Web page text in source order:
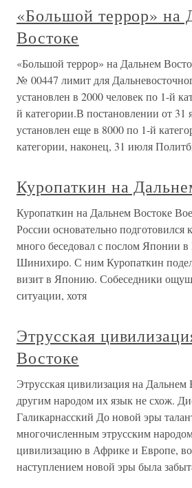
«Большой террор» на
Востоке
«Большой террор» на Дальнем
№ 00447 лимит для
установлен в 2000 человек по 1-й
й категории.В постановлении от 31
установлен еще в 8000 по 1-й
категории, наконец, 31 июля
Куропаткин на
Куропаткин на Дальнем Востоке
России основательно
много беседовал с послом Японии
Шинихиро. С ним Куропаткин
визит в Японию. Собеседники
ситуации, хотя
Этрусская
Востоке
Этрусская цивилизация на
другим народом их язык не схож.
Галикарнасский До новой эры
многочисленным этрусским
цивилизацию в Африке и Европе,
наступлением новой эры была